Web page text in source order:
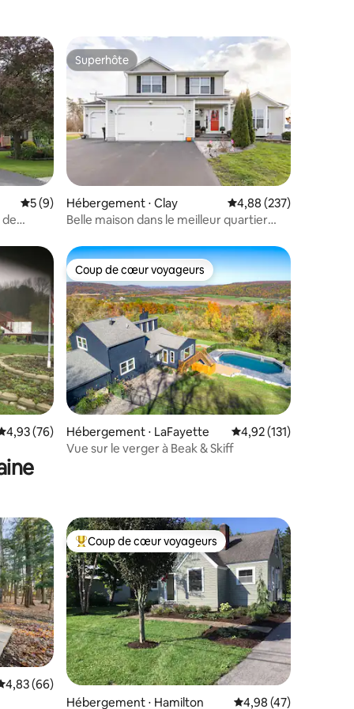
: 4,89 sur 5
Évaluation moyenne sur la base de 9 commentaires : 5 sur 5
5 (9)
Superhôte
Superhôte
Hébergement ⋅ Clay Évaluation moyenne
4,88 (237)
Belle maison dans le meilleur quartier
: 4,95 sur 5
moyenne sur la base de 76 commentaires : 4,93 sur 5
4,93 (76)
Coup de cœur voyageurs
Coup de cœur voyageurs
Hébergement ⋅ LaFayette Évaluation moyenne
4,92 (131)
Vue sur le verger à Beak & Skiff
moyenne sur la base de 66 commentaires : 4,83 sur 5
4,83 (66)
Coups de cœur voyageurs les plus appréciés
Coup de cœur voyageurs
Hébergement ⋅ Hamilton Évaluation moyenne
4,98 (47)